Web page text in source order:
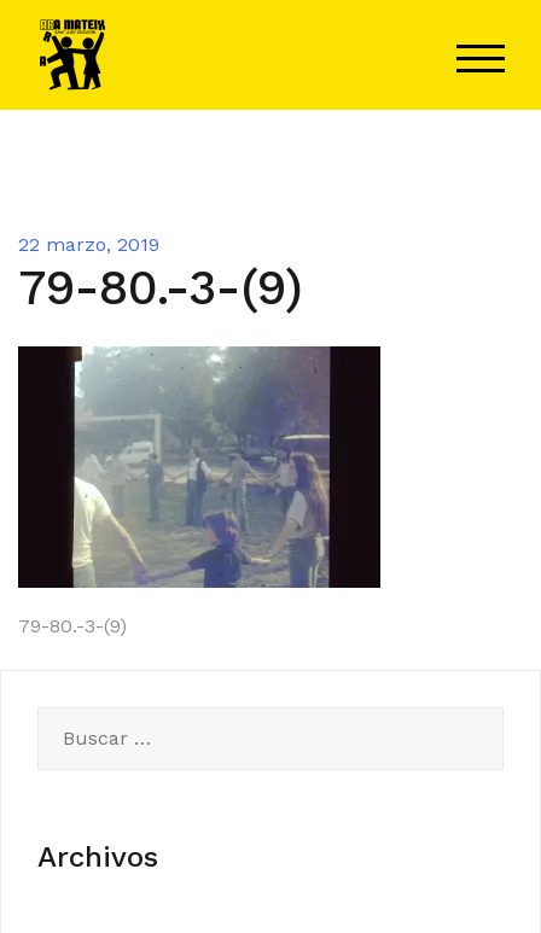
contenido
22 marzo, 2019
79-80.-3-(9)
Navegación
entradas
79-80.-3-(9)
Archivos